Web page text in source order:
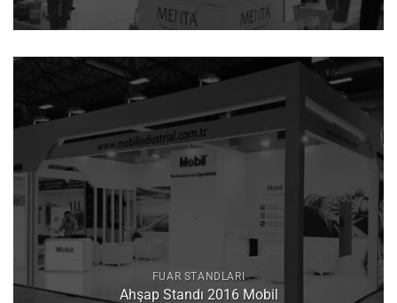
FUAR STANDLARI
Ahşap Standı 2016 Mobil